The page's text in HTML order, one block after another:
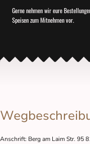
Gerne nehmen wir eure
Speisen zum Mitnehmen vor.
Anschrift: Berg am Laim Str. 95